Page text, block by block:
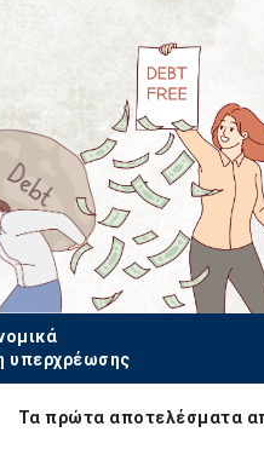
υπερχρέωσης
Τα πρώτα αποτελέσματα